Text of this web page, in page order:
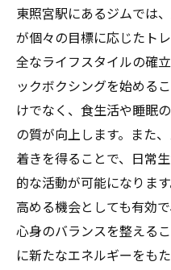
東照宮駅にあるジムでは
が個々の目標に応じたト
全なライフスタイルの確
ックボクシングを始める
けでなく、食生活や睡眠
の質が向上します。また
着きを得ることで、日常
的な活動が可能になりま
高める機会としても有効
心身のバランスを整える
に新たなエネルギーをもた